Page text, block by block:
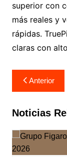
superior con
más reales y
rápidas.
claras con
de
entradas
Anterior
Noticias